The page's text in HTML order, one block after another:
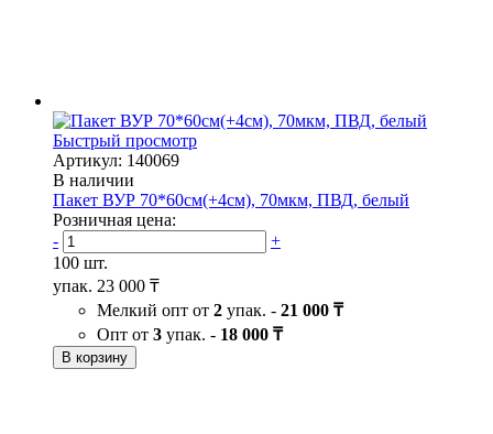
Быстрый просмотр
Артикул: 140069
В наличии
Пакет ВУР 70*60см(+4см), 70мкм, ПВД, белый
Розничная цена:
-
+
100 шт.
упак. 23 000 ₸
Мелкий опт от 2 упак. - 21 000 ₸
Опт от 3 упак. - 18 000 ₸
В корзину